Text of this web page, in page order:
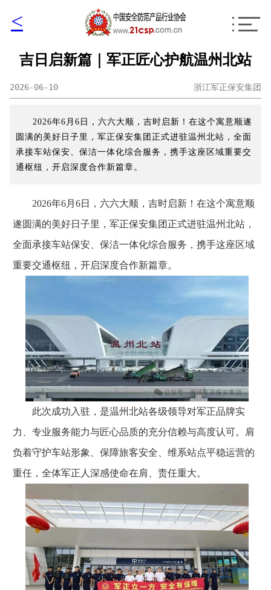
<
吉日启新篇｜军正匠心护航温州北站
2026-06-10 浙江军正保安集团
2026年6月6日，六六大顺，吉时启新！在这个寓意顺遂
圆满的美好日子里，军正保安集团正式进驻温州北站，全面
承接车站保安、保洁一体化综合服务，携手这座区域重要交
通枢纽，开启深度合作新篇章。
2026年6月6日，六六大顺，吉时启新！在这个寓意顺
遂圆满的美好日子里，军正保安集团正式进驻温州北站，
全面承接车站保安、保洁一体化综合服务，携手这座区域
重要交通枢纽，开启深度合作新篇章。
此次成功入驻，是温州北站各级领导对军正品牌实
力、专业服务能力与匠心品质的充分信赖与高度认可。肩
负着守护车站形象、保障旅客安全、维系站点平稳运营的
重任，全体军正人深感使命在肩、责任重大。